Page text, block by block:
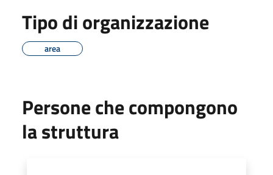
Tipo di organizzazione
area
Persone che compongono
la struttura